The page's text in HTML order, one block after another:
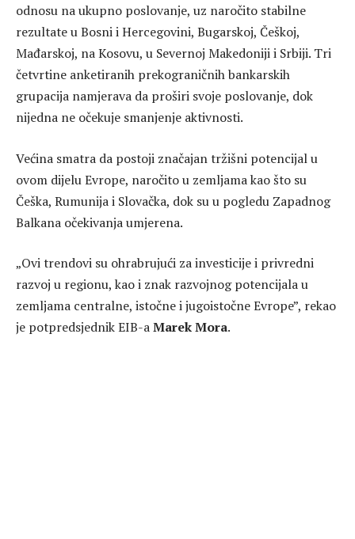
odnosu na ukupno poslovanje, uz naročito stabilne
rezultate u Bosni i Hercegovini, Bugarskoj, Češkoj,
Mađarskoj, na Kosovu, u Severnoj Makedoniji i Srbiji. Tri
četvrtine anketiranih prekograničnih bankarskih
grupacija namjerava da proširi svoje poslovanje, dok
nijedna ne očekuje smanjenje aktivnosti.
Većina smatra da postoji značajan tržišni potencijal u
ovom dijelu Evrope, naročito u zemljama kao što su
Češka, Rumunija i Slovačka, dok su u pogledu Zapadnog
Balkana očekivanja umjerena.
„Ovi trendovi su ohrabrujući za investicije i privredni
razvoj u regionu, kao i znak razvojnog potencijala u
zemljama centralne, istočne i jugoistočne Evrope”, rekao
je potpredsjednik EIB-aMarek Mora.